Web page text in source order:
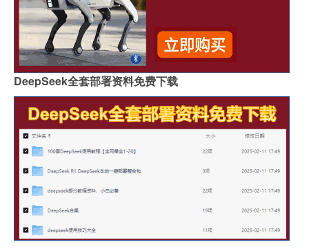
DeepSeek全套部署资料免费下载